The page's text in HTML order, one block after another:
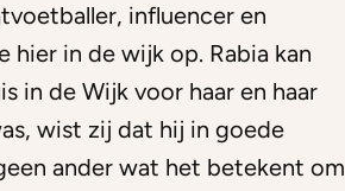
influencer en
in de wijk op. Rabia kan
in de Wijk voor haar en haar
wist zij dat hij in goede
ander wat het betekent om